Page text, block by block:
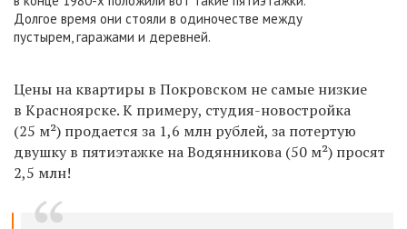
Долгое время они стояли в одиночестве между
пустырем, гаражами и деревней.
Цены на квартиры в Покровском не самые низкие
в Красноярске. К примеру, студия-новостройка
(25 м²) продается за 1,6 млн рублей, за потертую
двушку в пятиэтажке на Водянникова (50 м²) просят
2,5 млн!